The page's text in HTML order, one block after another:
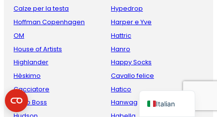
Calze per la testa
Hoffman Copenhagen
OM
House of Artists
Highlander
Hèskimo
Cacciatore
Hugo Boss
Hypedrop
Harper e Yve
Hattric
Hanro
Happy Socks
Cavallo felice
Hatico
Hanwag
Italian